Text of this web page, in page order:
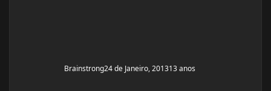
Brainstrong24 de Janeiro, 201313 anos